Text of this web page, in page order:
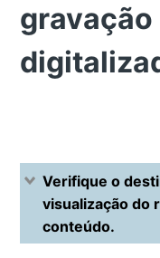
gravação
Verifique o
visualização do
conteúdo.